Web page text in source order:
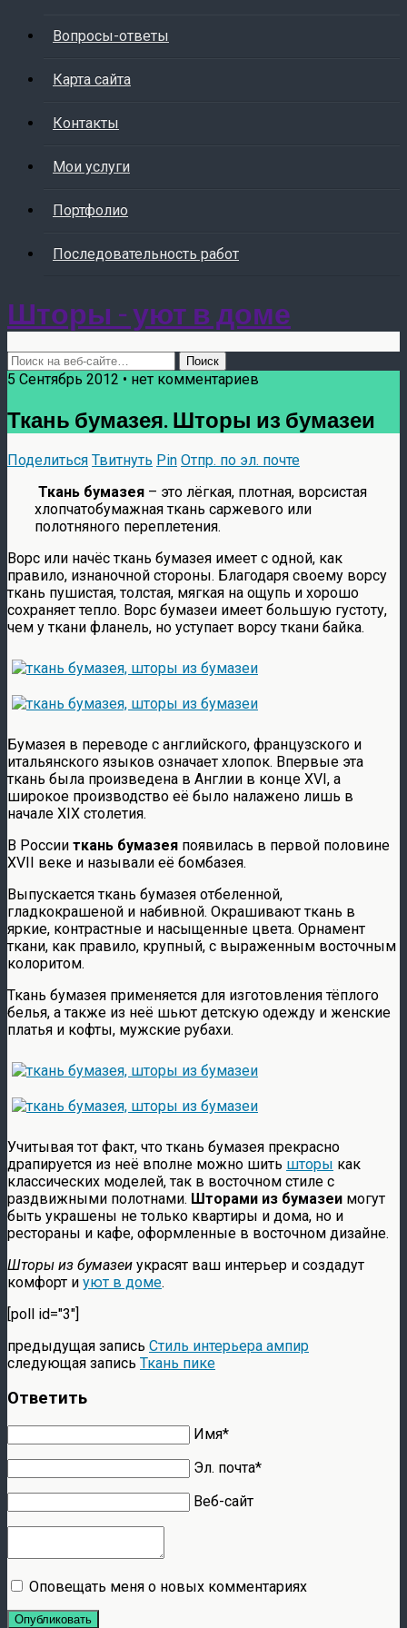
Вопросы-ответы
Карта сайта
Контакты
Мои услуги
Портфолио
Последовательность работ
Шторы - уют в доме
5 Сентябрь 2012 • нет комментариев
Ткань бумазея. Шторы из бумазеи
Поделиться Твитнуть Pin Отпр. по эл. почте
Ткань бумазея – это лёгкая, плотная, ворсистая
хлопчатобумажная ткань саржевого или
полотняного переплетения.
Ворс или начёс ткань бумазея имеет с одной, как
правило, изнаночной стороны. Благодаря своему ворсу
ткань пушистая, толстая, мягкая на ощупь и хорошо
сохраняет тепло. Ворс бумазеи имеет большую густоту,
чем у ткани фланель, но уступает ворсу ткани байка.
Бумазея в переводе с английского, французского и
итальянского языков означает хлопок. Впервые эта
ткань была произведена в Англии в конце XVI, а
широкое производство её было налажено лишь в
начале XIX столетия.
В России ткань бумазея появилась в первой половине
XVII веке и называли её бомбазея.
Выпускается ткань бумазея отбеленной,
гладкокрашеной и набивной. Окрашивают ткань в
яркие, контрастные и насыщенные цвета. Орнамент
ткани, как правило, крупный, с выраженным восточным
колоритом.
Ткань бумазея применяется для изготовления тёплого
белья, а также из неё шьют детскую одежду и женские
платья и кофты, мужские рубахи.
Учитывая тот факт, что ткань бумазея прекрасно
драпируется из неё вполне можно шить шторы как
классических моделей, так в восточном стиле с
раздвижными полотнами. Шторами из бумазеи могут
быть украшены не только квартиры и дома, но и
рестораны и кафе, оформленные в восточном дизайне.
Шторы из бумазеи украсят ваш интерьер и создадут
комфорт и уют в доме.
[poll id="3"]
предыдущая запись Стиль интерьера ампир
следующая запись Ткань пике
Ответить
Имя*
Эл. почта*
Веб-сайт
Оповещать меня о новых комментариях
Опубликовать